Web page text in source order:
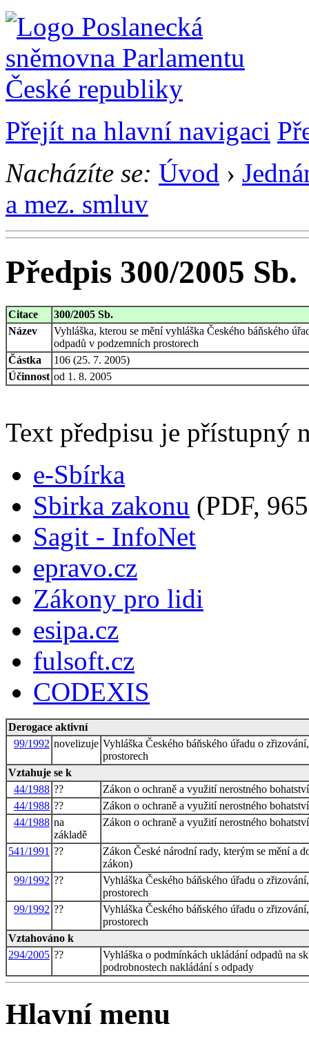
Přejít na hlavní navigaci
Nacházíte se: Úvod ›
a mez. smluv
Předpis 300/2005 Sb.
Citace
300/2005 Sb.
Název
Vyhláška, kterou se mění vyhláška Českého báňského
odpadů v podzemních prostorech
Částka
106 (25. 7. 2005)
Účinnost od 1. 8. 2005
Text předpisu je přístupný
e-Sbírka
Sbirka zakonu (PDF,
Sagit - InfoNet
epravo.cz
Zákony pro lidi
esipa.cz
fulsoft.cz
CODEXIS
Derogace aktivní
99/1992 novelizuje Vyhláška Českého báňského úřadu o
prostorech
Vztahuje se k
44/1988 ??
Zákon o ochraně a využití nerostného
44/1988 ??
Zákon o ochraně a využití nerostného
44/1988 na
základě
Zákon o ochraně a využití nerostného
541/1991 ??
Zákon České národní rady, kterým se mění a
zákon)
99/1992 ??
Vyhláška Českého báňského úřadu o
prostorech
99/1992 ??
Vyhláška Českého báňského úřadu o
prostorech
Vztahováno k
294/2005 ??
Vyhláška o podmínkách ukládání odpadů na
podrobnostech nakládání s odpady
Hlavní menu